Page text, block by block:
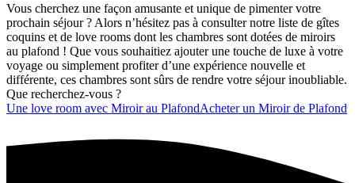
de-la-LoireProvence-Alpes-Côte-d'Azur
RESSOURCES
LIBERTINAGEClub LibertinNousLibDominationMaîtresse
Dominatrice Petite Amie Virtuelle Candy AI
MON COMPTE
ConnexionTableau de bord
ANNONCER SUR KINKYEE
Ajouter son hébergement coquin
Guides & ConseilsIA sexuelleKink & Fantasmes
Escapade Coquine
Vous cherchez une façon amusante et unique de pimenter votre
prochain séjour ? Alors n’hésitez pas à consulter notre liste de gîtes
coquins et de love rooms dont les chambres sont dotées de miroirs
au plafond ! Que vous souhaitiez ajouter une touche de luxe à votre
voyage ou simplement profiter d’une expérience nouvelle et
différente, ces chambres sont sûrs de rendre votre séjour inoubliable.
Que recherchez-vous ?
Une love room avec Miroir au PlafondAcheter un Miroir de Plafond